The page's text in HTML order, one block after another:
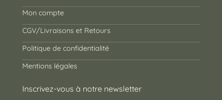
Mon compte
CGV/Livraisons et Retours
Politique de confidentialité
Mentions légales
Inscrivez-vous à notre newsletter